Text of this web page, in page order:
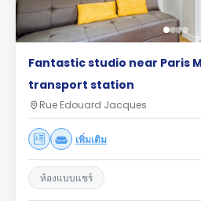
Fantastic studio near Paris
transport station
Rue Edouard Jacques
เพิ่มเติม
ห้องแบบแชร์